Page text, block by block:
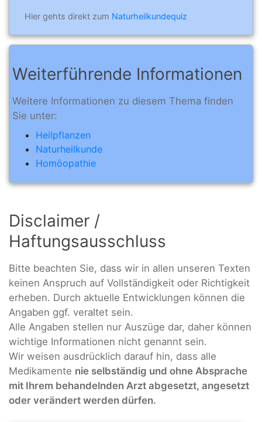
Hier gehts direkt zum Naturheilkundequiz
Weiterführende Informationen
Weitere Informationen zu diesem Thema finden
Sie unter:
Heilpflanzen
Naturheilkunde
Homöopathie
Disclaimer /
Haftungsausschluss
Bitte beachten Sie, dass wir in allen unseren Texten
keinen Anspruch auf Vollständigkeit oder Richtigkeit
erheben. Durch aktuelle Entwicklungen können die
Angaben ggf. veraltet sein.
Alle Angaben stellen nur Auszüge dar, daher können
wichtige Informationen nicht genannt sein.
Wir weisen ausdrücklich darauf hin, dass alle
Medikamente nie selbständig und ohne Absprache
mit Ihrem behandelnden Arzt abgesetzt, angesetzt
oder verändert werden dürfen.